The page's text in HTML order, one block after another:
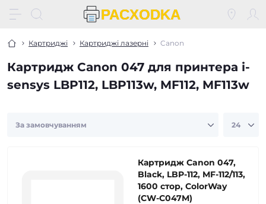
Картриджі Картриджі лазерні Canon
Картридж Canon 047 для принтера i-
sensys LBP112, LBP113w, MF112, MF113w
Картридж Canon 047,
Black, LBP-112, MF-112/113,
1600 стор, ColorWay
(CW-C047M)